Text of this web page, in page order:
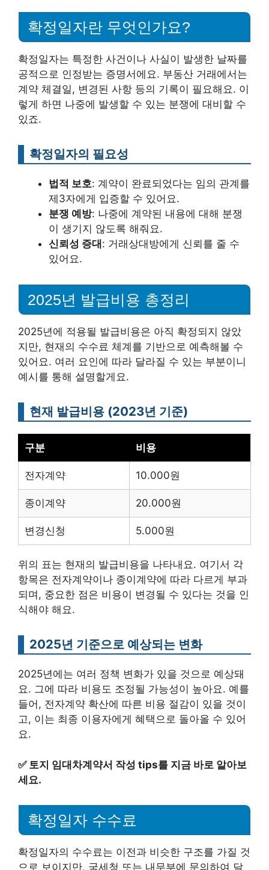
확정일자란 무엇인가요?
확정일자는 특정한 사건이나 사실이 발생한 날짜를
공적으로 인정받는 증명서에요. 부동산 거래에서는
계약 체결일, 변경된 사항 등의 기록이 필요해요. 이
렇게 하면 나중에 발생할 수 있는 분쟁에 대비할 수
있죠.
확정일자의 필요성
법적 보호: 계약이 완료되었다는 임의 관계를
제3자에게 입증할 수 있어요.
분쟁 예방: 나중에 계약된 내용에 대해 분쟁
이 생기지 않도록 해줘요.
신뢰성 증대 : 거래상대방에게 신뢰를 줄 수
있어요.
2025년 발급비용 총정리
2025년에 적용될 발급비용은 아직 확정되지 않았
지만, 현재의 수수료 체계를 기반으로 예측해볼 수
있어요. 여러 요인에 따라 달라질 수 있는 부분이니
예시를 통해 설명할게요.
현재 발급비용 (2023년 기준)
구분 비용
전자계약 10.000원
종이계약 20.000원
변경신청 5.000원
위의 표는 현재의 발급비용을 나타내요. 여기서 각
항목은 전자계약이나 종이계약에 따라 다르게 부과
되며, 중요한 점은 비용이 변경될 수 있다는 것을 인
식해야 해요.
2025년 기준으로 예상되는 변화
2025년에는 여러 정책 변화가 있을 것으로 예상돼
요. 그에 따라 비용도 조정될 가능성이 높아요. 예를
들어, 전자계약 확산에 따른 비용 절감이 있을 것이
고, 이는 최종 이용자에게 혜택으로 돌아올 수 있어
요.
✅ 토지 임대차계약서 작성 tips를 지금 바로 알아보
세요.
확정일자 수수료
확정일자의 수수료는 이전과 비슷한 구조를 가질 것
으로 보이지만, 국세청 또는 내무부에 문의하여 달